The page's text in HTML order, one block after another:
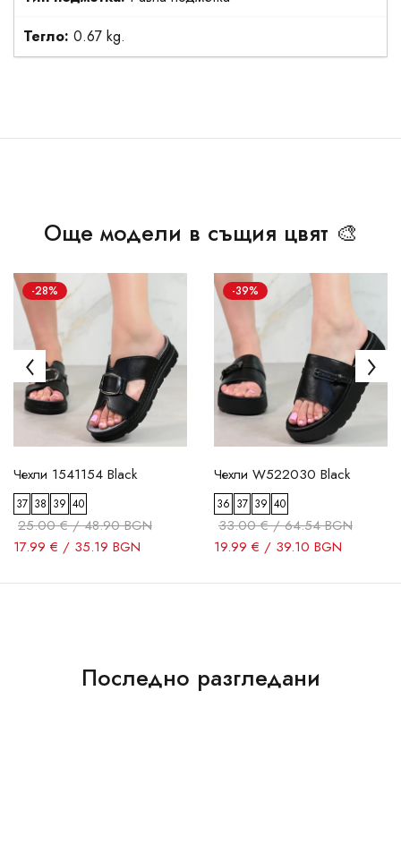
Тегло: 0.67 kg.
Още модели в същия цвят 🎨
-28%
Чехли 1541154 Black
37 38 39 40
25.00 € / 48.90 BGN
17.99 € / 35.19 BGN
-39%
Чехли W522030 Black
36 37 39 40
33.00 € / 64.54 BGN
19.99 € / 39.10 BGN
Последно разгледани